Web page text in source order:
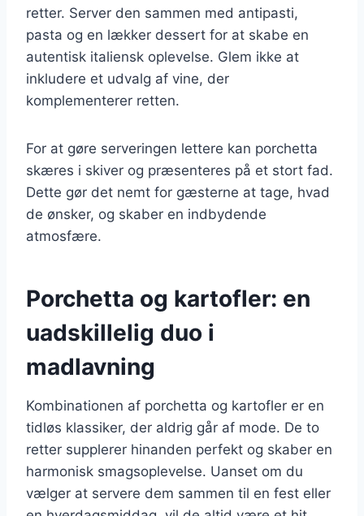
retter. Server den sammen med antipasti,
pasta og en lækker dessert for at skabe en
autentisk italiensk oplevelse. Glem ikke at
inkludere et udvalg af vine, der
komplementerer retten.
For at gøre serveringen lettere kan porchetta
skæres i skiver og præsenteres på et stort fad.
Dette gør det nemt for gæsterne at tage, hvad
de ønsker, og skaber en indbydende
atmosfære.
Porchetta og kartofler: en
uadskillelig duo i
madlavning
Kombinationen af porchetta og kartofler er en
tidløs klassiker, der aldrig går af mode. De to
retter supplerer hinanden perfekt og skaber en
harmonisk smagsoplevelse. Uanset om du
vælger at servere dem sammen til en fest eller